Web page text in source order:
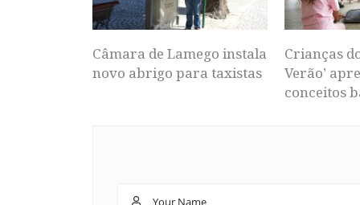
Câmara de Lamego instala
novo abrigo para taxistas
Crianças
Verão’
conceitos